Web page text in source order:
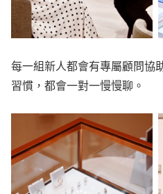
每一組新人都會有專屬顧問協
習慣，都會一對一慢慢聊。